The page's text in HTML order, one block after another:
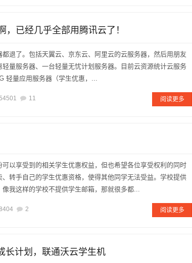
，已经几乎全部用腾讯云了！
退了。包括天翼云、京东云、阿里云的云服务器，然后用朋友
量服务器、一台轻量无忧计划服务器。目前云资源统计云服务
轻量应用服务器（学生优惠，...
11 阅读更多
以享受到的相关学生优惠权益，但也希望各位享受权利的同时
转手自己的学生优惠资格，使得其他同学无法受益。学校提供
我这样的学校不提供学生邮箱，那就很多都...
2 阅读更多
长计划，联通沃云学生机